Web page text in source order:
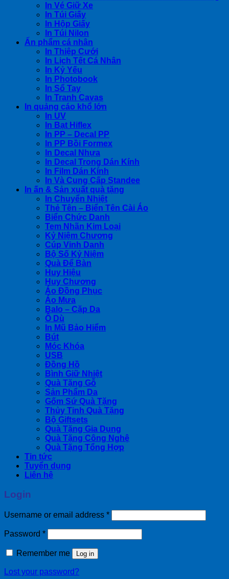
In Vé Giữ Xe
In Túi Giấy
In Hộp Giấy
In Túi Nilon
Ấn phẩm cá nhân
In Thiệp Cưới
In Lịch Tết Cá Nhân
In Kỷ Yếu
In Photobook
In Sổ Tay
In Tranh Cavas
In quảng cáo khổ lớn
In UV
In Bạt Hiflex
In PP – Decal PP
In PP Bồi Formex
In Decal Nhựa
In Decal Trong Dán Kính
In Film Dán Kính
In Và Cung Cấp Standee
In ấn & Sản xuất quà tặng
In Chuyển Nhiệt
Thẻ Tên – Biển Tên Cài Áo
Biển Chức Danh
Tem Nhãn Kim Loại
Kỷ Niệm Chương
Cúp Vinh Danh
Bộ Số Kỷ Niệm
Quà Để Bàn
Huy Hiệu
Huy Chương
Áo Đồng Phục
Áo Mưa
Balo – Cặp Da
Ô Dù
In Mũ Bảo Hiểm
Bút
Móc Khóa
USB
Đồng Hồ
Bình Giữ Nhiệt
Quà Tặng Gỗ
Sản Phẩm Da
Gốm Sứ Quà Tặng
Thủy Tinh Quà Tặng
Bộ Giftsets
Quà Tặng Gia Dụng
Quà Tặng Công Nghệ
Quà Tặng Tổng Hợp
Tin tức
Tuyển dụng
Liên hệ
Login
Username or email address *
Password *
Remember me Log in
Lost your password?